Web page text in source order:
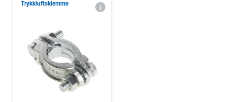
Trykkluftsklemme